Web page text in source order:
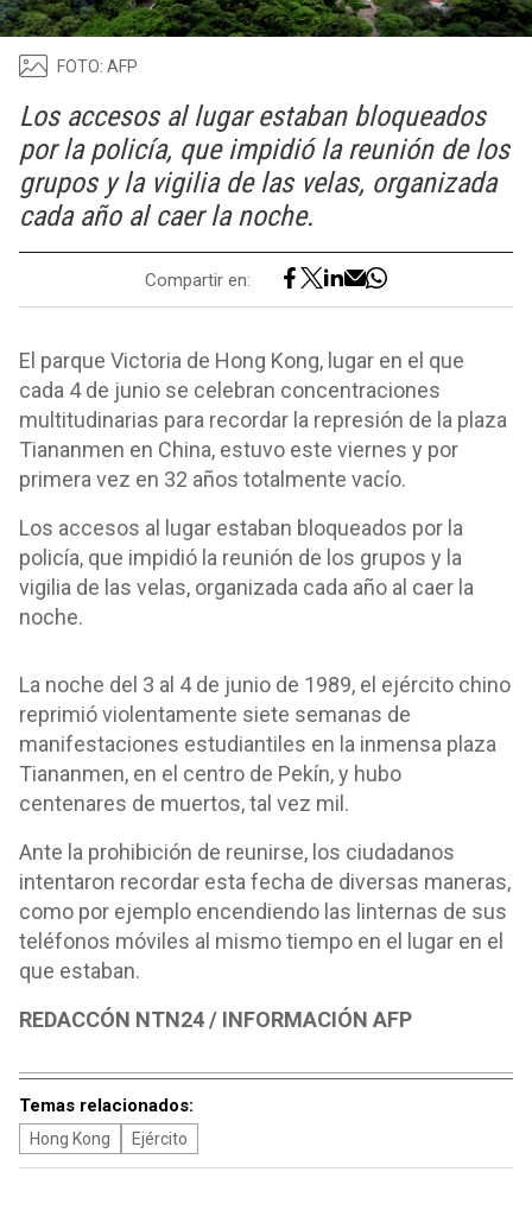
FOTO: AFP
Los accesos al lugar estaban bloqueados
por la policía, que impidió la reunión de los
grupos y la vigilia de las velas, organizada
cada año al caer la noche.
Compartir en:
El parque Victoria de Hong Kong, lugar en el que
cada 4 de junio se celebran concentraciones
multitudinarias para recordar la represión de la plaza
Tiananmen en China, estuvo este viernes y por
primera vez en 32 años totalmente vacío.
Los accesos al lugar estaban bloqueados por la
policía, que impidió la reunión de los grupos y la
vigilia de las velas, organizada cada año al caer la
noche.
La noche del 3 al 4 de junio de 1989, el ejército chino
reprimió violentamente siete semanas de
manifestaciones estudiantiles en la inmensa plaza
Tiananmen, en el centro de Pekín, y hubo
centenares de muertos, tal vez mil.
Ante la prohibición de reunirse, los ciudadanos
intentaron recordar esta fecha de diversas maneras,
como por ejemplo encendiendo las linternas de sus
teléfonos móviles al mismo tiempo en el lugar en el
que estaban.
REDACCÓN NTN24 / INFORMACIÓN AFP
Temas relacionados:
Hong Kong Ejército